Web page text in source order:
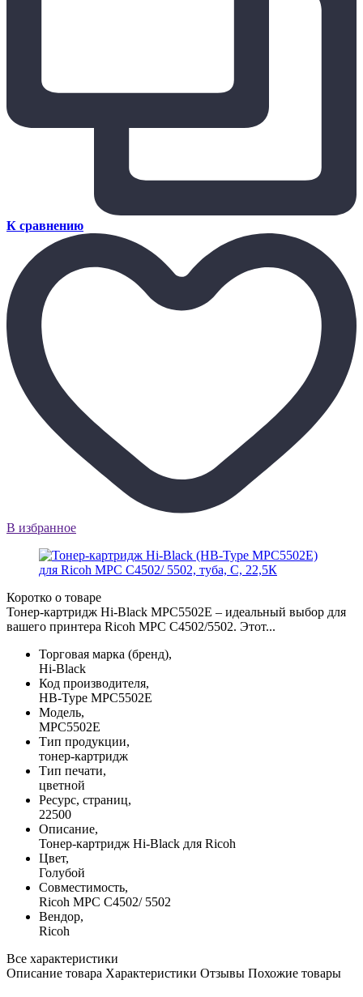
К сравнению
В избранное
Коротко о товаре
Тонер-картридж Hi-Black MPC5502E – идеальный выбор для
вашего принтера Ricoh MPС C4502/5502. Этот...
Торговая марка (бренд),
Hi-Black
Код производителя,
HB-Type MPC5502E
Модель,
MPC5502E
Тип продукции,
тонер-картридж
Тип печати,
цветной
Ресурс, страниц,
22500
Описание,
Тонер-картридж Hi-Black для Ricoh
Цвет,
Голубой
Совместимость,
Ricoh MPС C4502/ 5502
Вендор,
Ricoh
Все характеристики
Описание товара Характеристики Отзывы Похожие товары